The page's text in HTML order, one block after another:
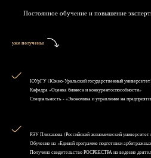
Постоянное обучение и повышение
уже получены
ЮУрГУ (Южно-Уральский государственный
Кафедра «Оценка бизнеса и конкурентоспособности»
Специальность - «Экономика и управление на
РЭУ Плеханова (Российский экономический
Обучение на «Единой программе подготовки
Получено свидетельство РОСРЕЕСТРА на ведение